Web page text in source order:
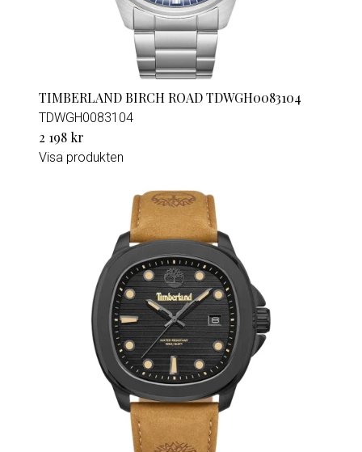
TIMBERLAND BIRCH ROAD TDWGH0083104
TDWGH0083104
2 198 kr
Visa produkten